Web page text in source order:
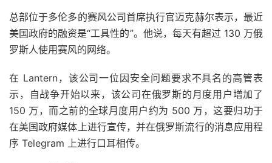
总部位于多伦多的赛风公司首席执行官迈克赫尔表示，最近
美国政府的融资是“工具性的”。他说，每天有超过 130 万俄
罗斯人使用赛风的网络。
在 Lantern，该公司一位因安全问题要求不具名的高管表
示，自战争开始以来，该公司在俄罗斯的月度用户增加了
150 万，而之前的全球月度用户约为 500 万，这要归功于
在美国政府媒体上进行宣传，并在俄罗斯流行的消息应用程
序 Telegram 上进行口耳相传。